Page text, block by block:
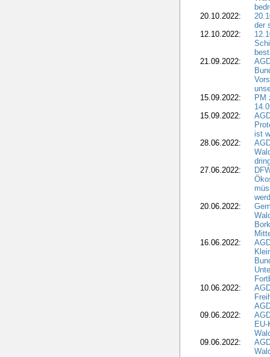
20.10.2022:
der
12.10.2022:
21.09.2022:
15.09.2022:
PM
15.09.2022:
ist
28.06.2022:
27.06.2022:
20.06.2022:
16.06.2022:
10.06.2022:
09.06.2022:
09.06.2022: